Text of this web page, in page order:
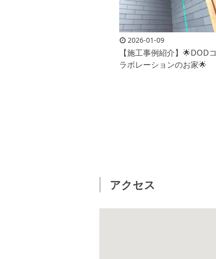
2026-01-09
【施工事例紹介】🌟DODコ
ラボレーションのお家🌟
アクセス